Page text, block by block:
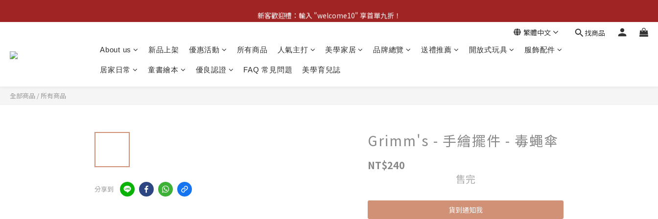
新客歡迎禮：輸入 "welcome10" 享首單九折！
新客歡迎禮：輸入 "welcome10" 享首單九折！
新客歡迎禮：輸入 "welcome10" 享首單九折！
繁體中文 找商品
About us 新品上架 優惠活動 所有商品 人氣主打 美學家居 品牌總覽 送禮推薦 開放式玩具 服飾配件
居家日常 童書繪本 優良認證 FAQ 常見問題 美學育兒誌
全部商品 / 所有商品
分享到
Grimm's - 手繪擺件 - 毒蠅傘
NT$240
售完
貨到通知我